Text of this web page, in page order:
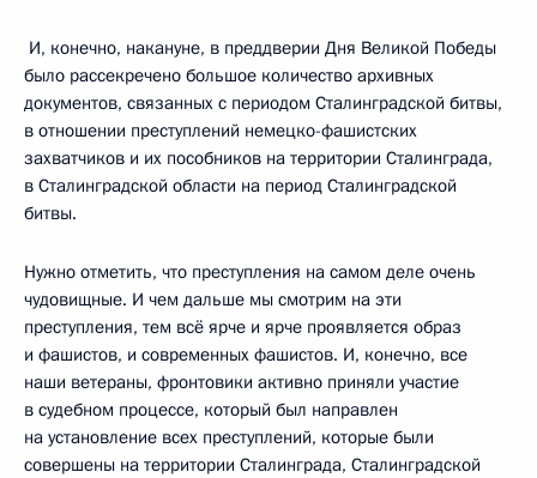
И, конечно, накануне, в преддверии Дня Великой Победы
было рассекречено большое количество архивных
документов, связанных с периодом Сталинградской битвы,
в отношении преступлений немецко-фашистских
захватчиков и их пособников на территории Сталинграда,
в Сталинградской области на период Сталинградской
битвы.
Нужно отметить, что преступления на самом деле очень
чудовищные. И чем дальше мы смотрим на эти
преступления, тем всё ярче и ярче проявляется образ
и фашистов, и современных фашистов. И, конечно, все
наши ветераны, фронтовики активно приняли участие
в судебном процессе, который был направлен
на установление всех преступлений, которые были
совершены на территории Сталинграда, Сталинградской